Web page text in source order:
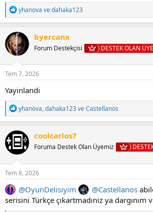
T
e
p
k
i
l
e
r
:
yhanova vedahaka123
byercanx
Forum Destekçisi DESTEK OLAN
Tem 7, 2026
Yayinlandi
T
e
p
k
i
l
e
r
:
yhanova,dahaka123veCastellanos
coolcarlos7
Foruma Destek Olan Üyemiz
Tem 8, 2026
@OyunDelisiyim @Castellanos
serisini Türkçe çıkartmadıniz ya dargınım